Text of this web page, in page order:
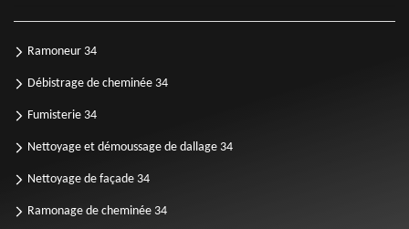
Ramoneur 34
Débistrage de cheminée 34
Fumisterie 34
Nettoyage et démoussage de dallage 34
Nettoyage de façade 34
Ramonage de cheminée 34